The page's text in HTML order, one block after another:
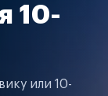
10-
или 10-